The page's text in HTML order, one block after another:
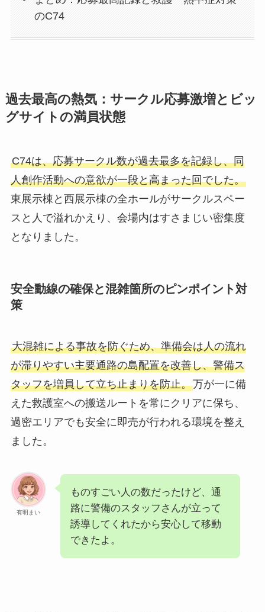
のC74
過去最高の熱気：サークル応募激増とビッ
グサイトの満員状態
C74は、応募サークル数が過去最多を記録し、同
人創作活動への意欲が一段と高まった回でした。
東展示棟と西展示棟の全ホールがサークルスペー
スと人で溢れかえり、会場内はすさまじい密集度
となりました。
安全動線の確保と混雑箇所のピンポイント対
策
大混雑による事故を防ぐため、準備会は人の流れ
が滞りやすい主要通路の島配置を改善し、警備ス
タッフを増員して立ち止まりを防止。万が一に備
えた救護室への搬送ルートを常にクリアに保ち、
過密エリアでも安全に即売が行われる環境を整え
ました。
有明まい
ものすごい人の数だったけど、通
路に警備のスタッフさんが立って
誘導してくれたから安心して移動
できたよ。